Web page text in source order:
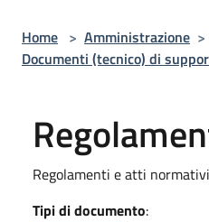
Home > Amministrazione >
Documenti (tecnico) di
Regolamenti e atti normativi
Tipi di documento: